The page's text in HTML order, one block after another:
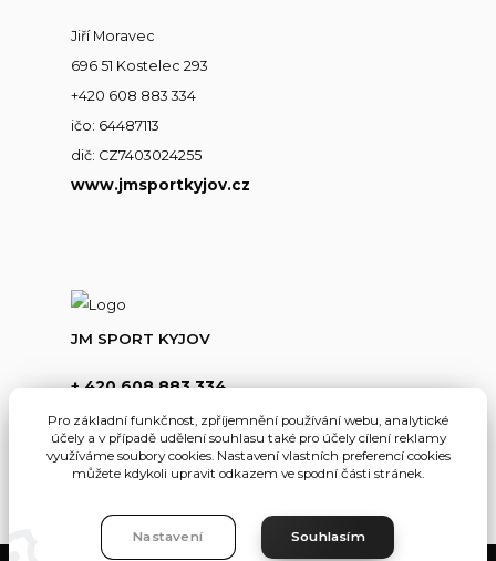
Jiří Moravec
696 51 Kostelec 293
+420 608 883 334
ičo: 64487113
dič: CZ7403024255
www.jmsportkyjov.cz
JM SPORT KYJOV
+ 420 608 883 334
info@jmsportkyjov.cz
Pro základní funkčnost, zpříjemnění používání webu, analytické
účely a v případě udělení souhlasu také pro účely cílení reklamy
využíváme soubory cookies. Nastavení vlastních preferencí cookies
můžete kdykoli upravit odkazem ve spodní části stránek.
Nastavení Souhlasím